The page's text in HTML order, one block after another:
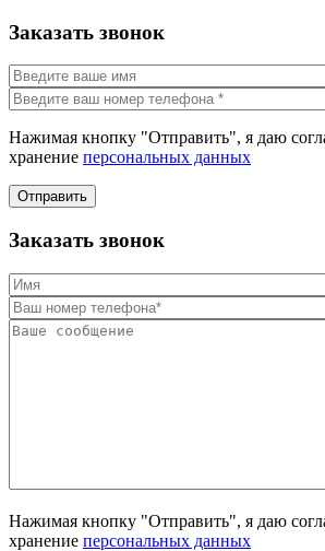
Заказать звонок
Нажимая кнопку "Отправить", я даю
хранение персональных данных
Отправить
Заказать звонок
Нажимая кнопку "Отправить", я даю
хранение персональных данных